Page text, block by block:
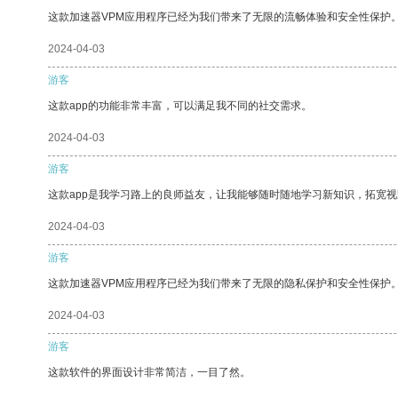
这款加速器VPM应用程序已经为我们带来了无限的流畅体验和安全性保护。
2024-04-03
游客
这款app的功能非常丰富，可以满足我不同的社交需求。
2024-04-03
游客
这款app是我学习路上的良师益友，让我能够随时随地学习新知识，拓宽视
2024-04-03
游客
这款加速器VPM应用程序已经为我们带来了无限的隐私保护和安全性保护。
2024-04-03
游客
这款软件的界面设计非常简洁，一目了然。